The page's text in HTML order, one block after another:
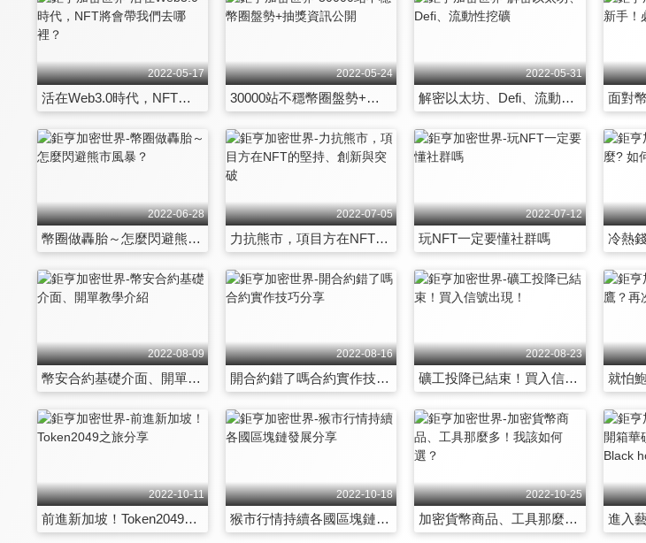
2022-05-17
活在Web3.0時代，NFT將會帶我們去哪裡？
2022-05-24
30000站不穩幣圈盤勢+抽獎資訊公開
2022-05-31
解密以太坊、Defi、流動性挖礦
2022-06-28
幣圈做轟胎～怎麼閃避熊市風暴？
2022-07-05
力抗熊市，項目方在NFT的堅持、創新與突破
2022-07-12
玩NFT一定要懂社群嗎
2022-08-09
幣安合約基礎介面、開單教學介紹
2022-08-16
開合約錯了嗎合約實作技巧分享
2022-08-23
礦工投降已結束！買入信號出現！
2022-10-11
前進新加坡！Token2049之旅分享
2022-10-18
猴市行情持續各國區塊鏈發展分享
2022-10-25
加密貨幣商品、工具那麼多！我該如何選？